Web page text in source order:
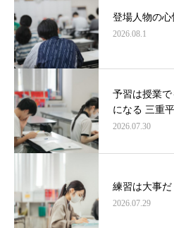
登場人物の
2026.08.1
予習は授業
になる 三重
2026.07.30
練習は大事
2026.07.29